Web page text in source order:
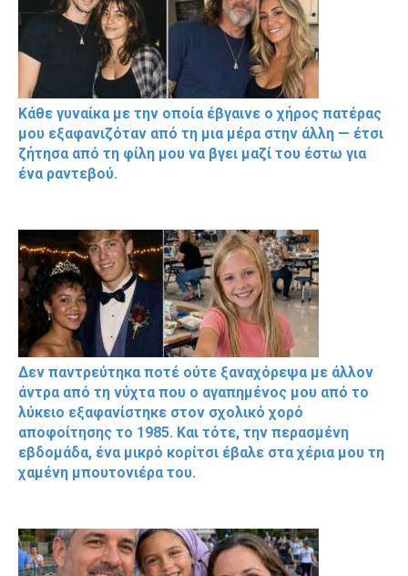
Κάθε γυναίκα με την οποία έβγαινε ο χήρος πατέρας
μου εξαφανιζόταν από τη μια μέρα στην άλλη — έτσι
ζήτησα από τη φίλη μου να βγει μαζί του έστω για
ένα ραντεβού.
Δεν παντρεύτηκα ποτέ ούτε ξαναχόρεψα με άλλον
άντρα από τη νύχτα που ο αγαπημένος μου από το
λύκειο εξαφανίστηκε στον σχολικό χορό
αποφοίτησης το 1985. Και τότε, την περασμένη
εβδομάδα, ένα μικρό κορίτσι έβαλε στα χέρια μου τη
χαμένη μπουτονιέρα του.